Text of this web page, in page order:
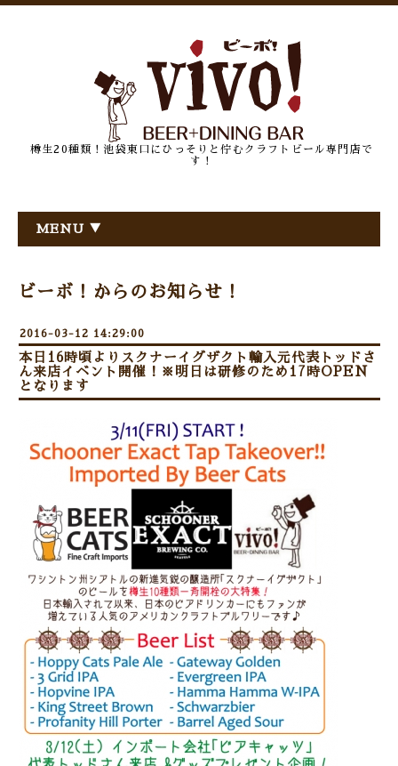
樽生20種類！池袋東口にひっそりと佇むクラフトビール専門店で
す！
MENU ▼
ビーボ！からのお知らせ！
2016-03-12 14:29:00
本日16時頃よりスクナーイグザクト輸入元代表トッドさ
ん来店イベント開催！※明日は研修のため17時OPEN
となります